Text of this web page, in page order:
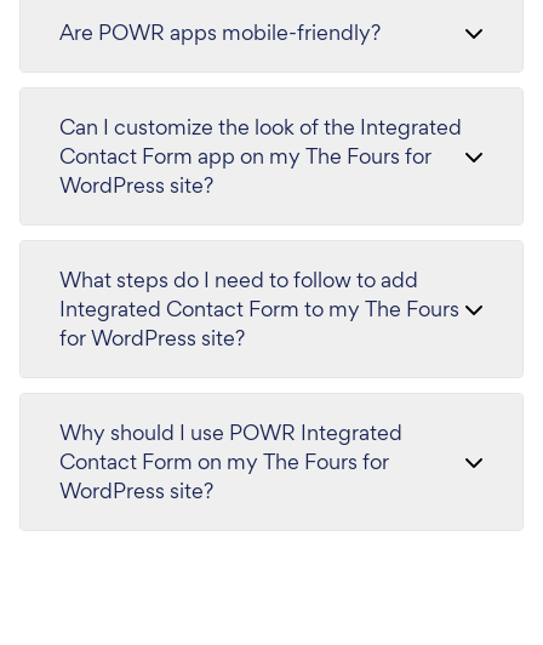
Are POWR apps mobile-friendly?
Can I customize the look of the Integrated
Contact Form app on my The Fours for
WordPress site?
What steps do I need to follow to add
Integrated Contact Form to my The Fours
for WordPress site?
Why should I use POWR Integrated
Contact Form on my The Fours for
WordPress site?